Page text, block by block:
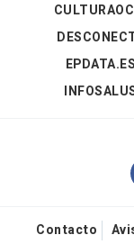
EPDATA.ES
Contacto